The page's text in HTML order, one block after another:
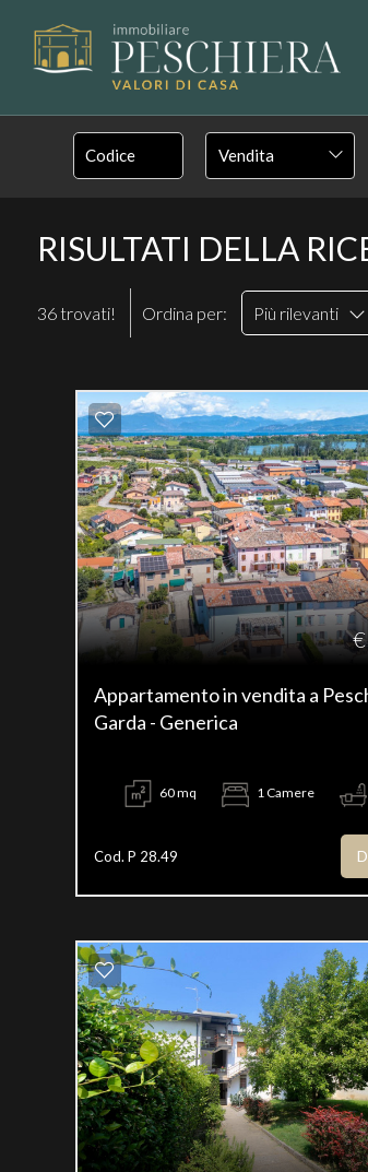
Vendita
RISULTATI DELLA
36 trovati! Ordina per: Più rilevanti
Appartamento in vendita a
Garda - Generica
60 mq 1 Camere
Cod. P 28.49